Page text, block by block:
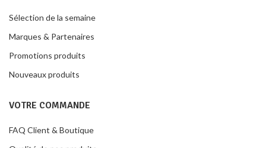
Sélection de la semaine
Marques & Partenaires
Promotions produits
Nouveaux produits
VOTRE COMMANDE
FAQ Client & Boutique